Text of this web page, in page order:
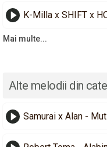
K-Milla x SHIFT x
Mai multe...
Alte melodii din
Samurai x Alan -